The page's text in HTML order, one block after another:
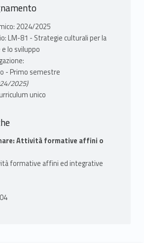
2024/2025
LM-81 - Strategie culturali per la
lo sviluppo
- Primo semestre
2025)
unico
Attività formative affini o
formative affini ed integrative